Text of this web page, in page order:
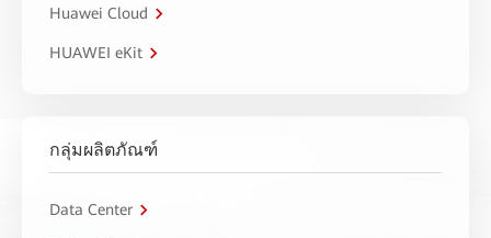
Huawei Cloud
HUAWEI eKit
กลุ่มผลิตภัณฑ์
Data Center